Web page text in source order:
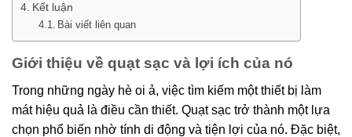
Kết luận
Bài viết liên quan
Giới thiệu về quạt sạc và lợi ích của nó
Trong những ngày hè oi ả, việc tìm kiếm một thiết bị làm
mát hiệu quả là điều cần thiết. Quạt sạc trở thành một lựa
chọn phổ biến nhờ tính di động và tiện lợi của nó. Đặc biệt,